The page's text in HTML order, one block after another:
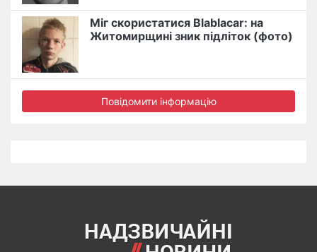
Міг скористатися Blablacar: на
Житомирщині зник підліток (фото)
Повідомити інформацію